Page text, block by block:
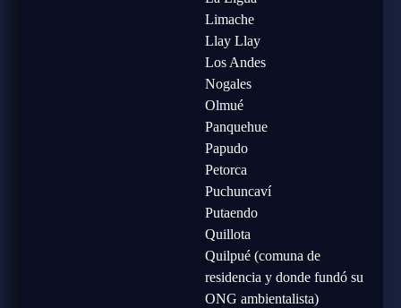
Limache
Llay Llay
Los Andes
Nogales
Olmué
Panquehue
Papudo
Petorca
Puchuncaví
Putaendo
Quillota
Quilpué (comuna de
residencia y donde fundó su
ONG ambientalista)